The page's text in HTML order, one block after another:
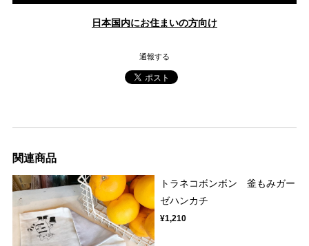
日本国内にお住まいの方向け
通報する
関連商品
トラネコボンボン 釜もみガー
ゼハンカチ
¥1,210